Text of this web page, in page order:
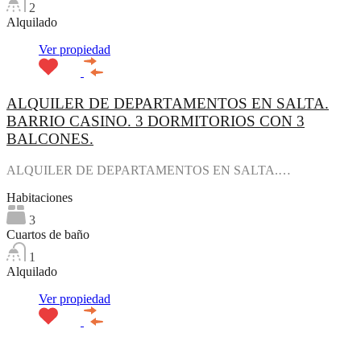
2
Alquilado
Ver propiedad
ALQUILER DE DEPARTAMENTOS EN SALTA.
BARRIO CASINO. 3 DORMITORIOS CON 3
BALCONES.
ALQUILER DE DEPARTAMENTOS EN SALTA.…
Habitaciones
3
Cuartos de baño
1
Alquilado
Ver propiedad